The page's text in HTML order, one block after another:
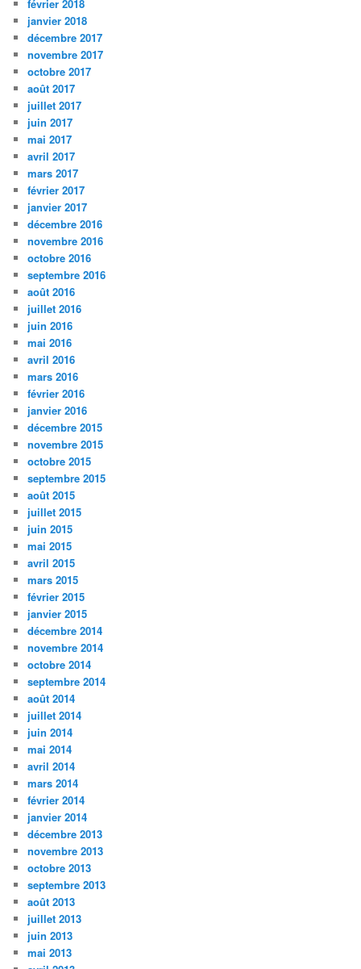
février 2018
janvier 2018
décembre 2017
novembre 2017
octobre 2017
août 2017
juillet 2017
juin 2017
mai 2017
avril 2017
mars 2017
février 2017
janvier 2017
décembre 2016
novembre 2016
octobre 2016
septembre 2016
août 2016
juillet 2016
juin 2016
mai 2016
avril 2016
mars 2016
février 2016
janvier 2016
décembre 2015
novembre 2015
octobre 2015
septembre 2015
août 2015
juillet 2015
juin 2015
mai 2015
avril 2015
mars 2015
février 2015
janvier 2015
décembre 2014
novembre 2014
octobre 2014
septembre 2014
août 2014
juillet 2014
juin 2014
mai 2014
avril 2014
mars 2014
février 2014
janvier 2014
décembre 2013
novembre 2013
octobre 2013
septembre 2013
août 2013
juillet 2013
juin 2013
mai 2013